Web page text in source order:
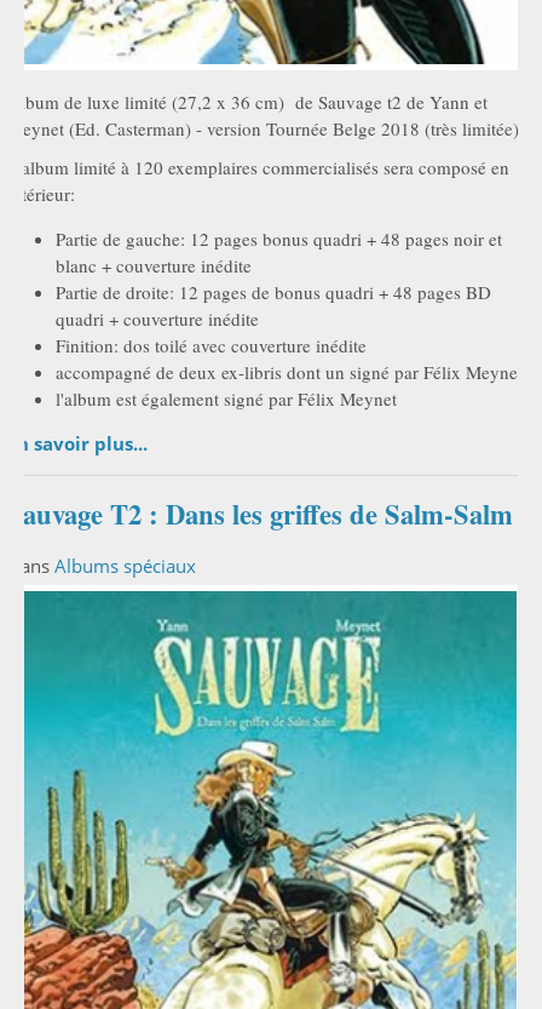
Album de luxe limité (27,2 x 36 cm) de Sauvage t2 de Yann et
Meynet (Ed. Casterman) - version Tournée Belge 2018 (très limitée)
L'album limité à 120 exemplaires commercialisés sera composé en
intérieur:
Partie de gauche: 12 pages bonus quadri + 48 pages noir et
blanc + couverture inédite
Partie de droite: 12 pages de bonus quadri + 48 pages BD
quadri + couverture inédite
Finition: dos toilé avec couverture inédite
accompagné de deux ex-libris dont un signé par Félix Meynet
l'album est également signé par Félix Meynet
En savoir plus...
Sauvage T2 : Dans les griffes de Salm-Salm
Dans Albums spéciaux